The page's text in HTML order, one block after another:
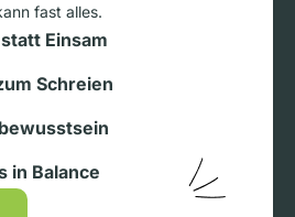
fast alles.
Einsam
Schreien
in Balance